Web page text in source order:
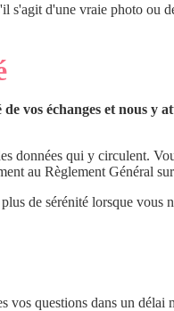
s'agit d'une vraie photo ou
vos échanges et nous y
données qui y circulent.
au Règlement Général
de sérénité lorsque vous
vos questions dans un